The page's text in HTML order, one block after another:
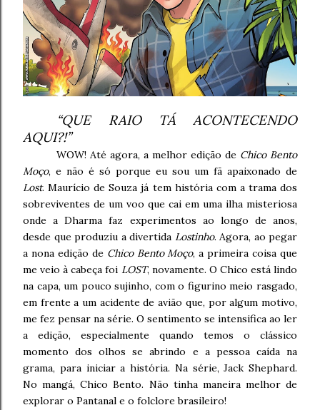
“QUE RAIO TÁ ACONTECENDO
AQUI?!”
WOW! Até agora, a melhor edição de Chico Bento
Moço, e não é só porque eu sou um fã apaixonado de
Lost. Maurício de Souza já tem história com a trama dos
sobreviventes de um voo que cai em uma ilha misteriosa
onde a Dharma faz experimentos ao longo de anos,
desde que produziu a divertida Lostinho. Agora, ao pegar
a nona edição de Chico Bento Moço, a primeira coisa que
me veio à cabeça foi LOST, novamente. O Chico está lindo
na capa, um pouco sujinho, com o figurino meio rasgado,
em frente a um acidente de avião que, por algum motivo,
me fez pensar na série. O sentimento se intensifica ao ler
a edição, especialmente quando temos o clássico
momento dos olhos se abrindo e a pessoa caída na
grama, para iniciar a história. Na série, Jack Shephard.
No mangá, Chico Bento. Não tinha maneira melhor de
explorar o Pantanal e o folclore brasileiro!